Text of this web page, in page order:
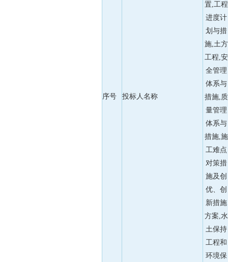
序号 投标人名称
置,工程
进度计
划与措
施,土方
工程,安
全管理
体系与
措施,质
量管理
体系与
措施,施
工难点
对策措
施及创
优、创
新措施
方案,水
土保持
工程和
环境保